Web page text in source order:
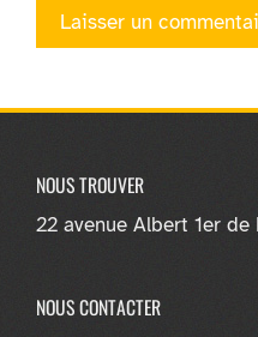
NOUS TROUVER
22 avenue Albert 1er de
NOUS CONTACTER